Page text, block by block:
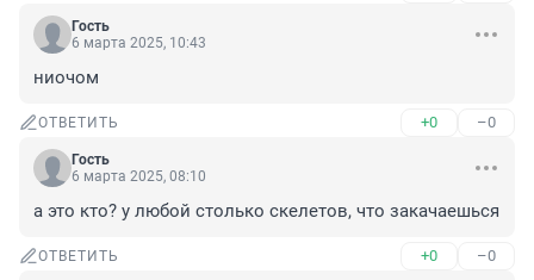
Гость
6 марта 2025, 10:43
ниочом
ОТВЕТИТЬ +0 –0
Гость
6 марта 2025, 08:10
а это кто? у любой столько скелетов, что закачаешься
ОТВЕТИТЬ +0 –0